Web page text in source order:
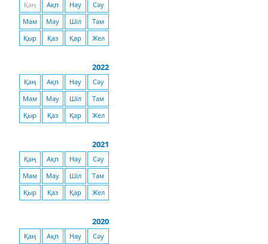
Қаң Ақп Нау
Сәу
Мам
Мау Шіл
Там
Қыр
Қаз Қар Жел
2022
Қаң Ақп Нау
Сәу
Мам
Мау Шіл
Там
Қыр
Қаз Қар Жел
2021
Қаң Ақп Нау
Сәу
Мам
Мау Шіл
Там
Қыр
Қаз Қар Жел
2020
Қаң Ақп Нау
Сәу